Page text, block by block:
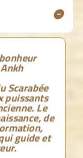
Scarabée
puissants
Le
de
guide et